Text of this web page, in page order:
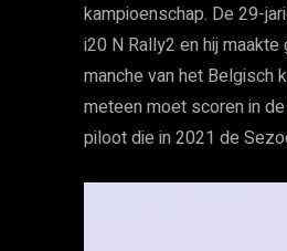
kampioenschap. De 29-
i20 N Rally2 en hij
manche van het Belgisch
meteen moet scoren in
piloot die in 2021 de